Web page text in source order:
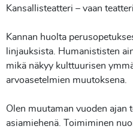
Kansallisteatteri – vaan
Kannan huolta
linjauksista. Humanististen
mikä näkyy kulttuurisen
arvoasetelmien muutoksena.
Olen muutaman vuoden ajan
asiamiehenä. Toimiminen